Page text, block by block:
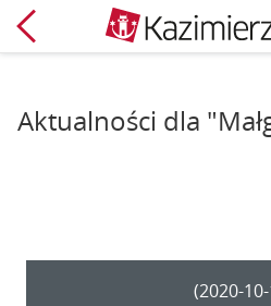
Aktualności dla
(2020-